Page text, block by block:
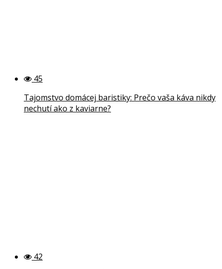
45
Tajomstvo domácej baristiky: Prečo vaša káva nikdy
nechutí ako z kaviarne?
42